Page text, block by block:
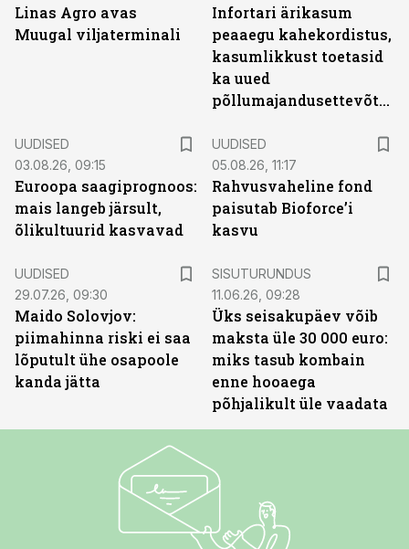
Linas Agro avas
Muugal viljaterminali
Infortari ärikasum
peaaegu kahekordistus,
kasumlikkust toetasid
ka uued
põllumajandusettevõtted
UUDISED
03.08.26, 09:15
Euroopa saagiprognoos:
mais langeb järsult,
õlikultuurid kasvavad
UUDISED
05.08.26, 11:17
Rahvusvaheline fond
paisutab Bioforce’i
kasvu
UUDISED
29.07.26, 09:30
Maido Solovjov:
piimahinna riski ei saa
lõputult ühe osapoole
kanda jätta
SISUTURUNDUS
11.06.26, 09:28
Üks seisakupäev võib
maksta üle 30 000 euro:
miks tasub kombain
enne hooaega
põhjalikult üle vaadata